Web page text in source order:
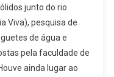
junto do rio
Viva), pesquisa de
de água e
pela faculdade de
ainda lugar ao